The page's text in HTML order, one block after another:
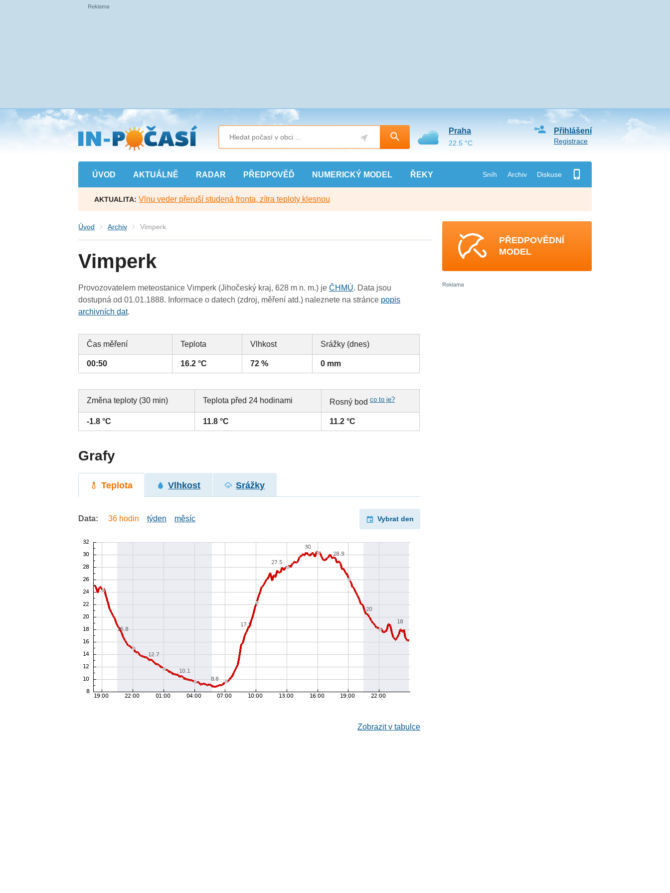
Přejít
na
hlavní
obsah
ÚVOD AKTUÁLNĚ RADAR PŘEDPOVĚĎ NUMERICKÝ MODEL ŘEKY Sníh Archiv Diskuse
Přihlášení
Registrace
Praha
22.5 °C
AKTUALITA: Vlnu veder přeruší studená fronta, zítra teploty klesnou
Úvod Archiv Vimperk
Vimperk
Provozovatelem meteostanice Vimperk (Jihočeský kraj, 628 m n. m.) jeČHMÚ. Data jsou
dostupná od 01.01.1888. Informace o datech (zdroj, měření atd.) naleznete na stránce popis
archivních dat.
Čas měření Teplota Vlhkost Srážky (dnes)
00:50 16.2 °C 72 % 0 mm
Změna teploty (30 min) Teplota před 24 hodinami Rosný bodco to je?
-1.8 °C 11.8 °C 11.2 °C
Grafy
Teplota Vlhkost Srážky
Data: 36 hodin týden měsíc Vybrat den
Zobrazit v tabulce
PŘEDPOVĚDNÍ
MODEL